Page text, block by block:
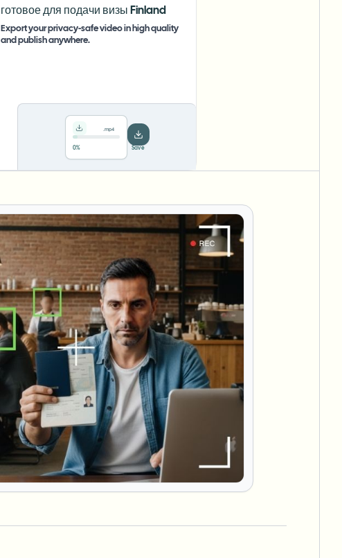
готовое для подачи визы Finland
Export your privacy-safe video in high quality
and publish anywhere.
.mp4
78% ···